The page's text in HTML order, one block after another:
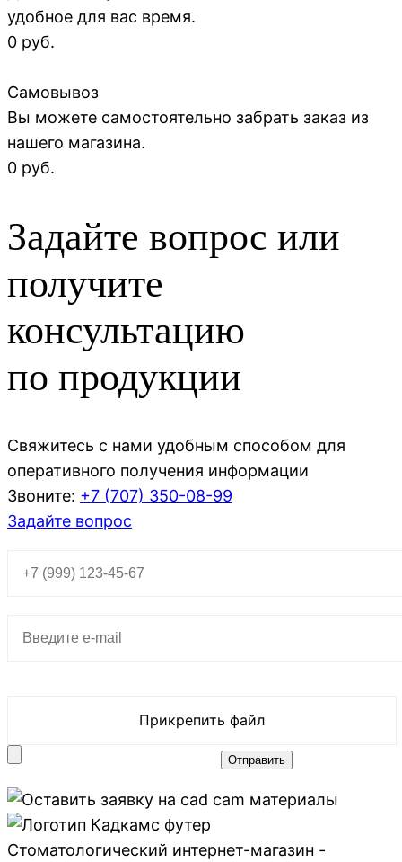
удобное для вас время.
0 руб.
Самовывоз
Вы можете самостоятельно забрать заказ из
нашего магазина.
0 руб.
Задайте вопрос или
получите
консультацию
по продукции
Свяжитесь с нами удобным способом для
оперативного получения информации
Звоните: +7 (707) 350-08-99
Задайте вопрос
Прикрепить файл
Стоматологический интернет-магазин -